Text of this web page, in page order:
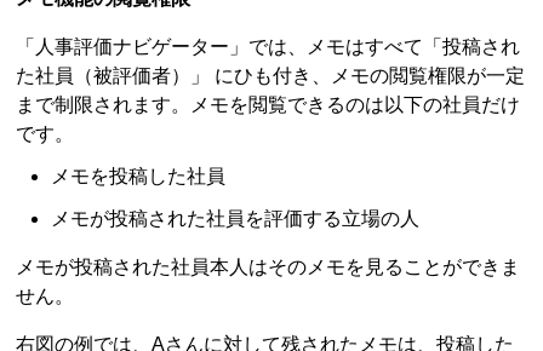
「人事評価ナビゲーター」では、メモはすべて「投稿され
た社員（被評価者）」 にひも付き、メモの閲覧権限が一定
まで制限されます。メモを閲覧できるのは以下の社員だけ
です。
メモを投稿した社員
メモが投稿された社員を評価する立場の人
メモが投稿された社員本人はそのメモを見ることができま
せん。
右図の例では、Aさんに対して残されたメモは、投稿した